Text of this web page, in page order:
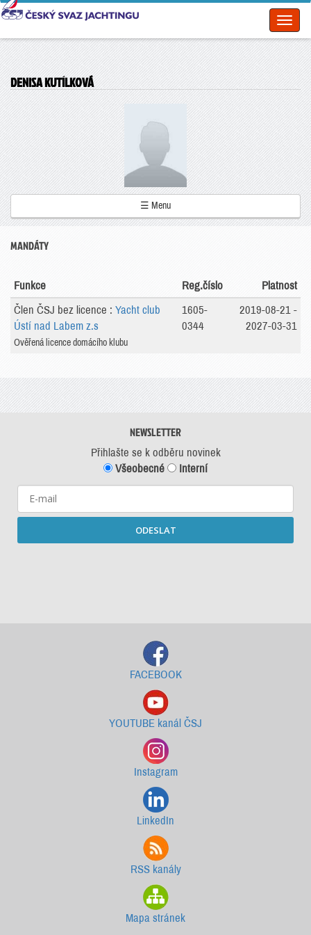
DENISA KUTÍLKOVÁ
☰ Menu
MANDÁTY
Funkce Reg.číslo Platnost
Člen ČSJ bez licence : Yacht club
Ústí nad Labem z.s
Ověřená licence domácího klubu
1605-
0344
2019-08-21 -
2027-03-31
NEWSLETTER
Přihlašte se k odběru novinek
Všeobecné
Interní
ODESLAT
FACEBOOK
YOUTUBE kanál ČSJ
Instagram
LinkedIn
RSS kanály
Mapa stránek